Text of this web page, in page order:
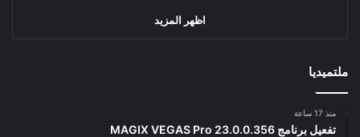
اظهر المزيد
ملتميديا
منذ 17 ساعة
تفعيل برنامج MAGIX VEGAS Pro 23.0.0.356